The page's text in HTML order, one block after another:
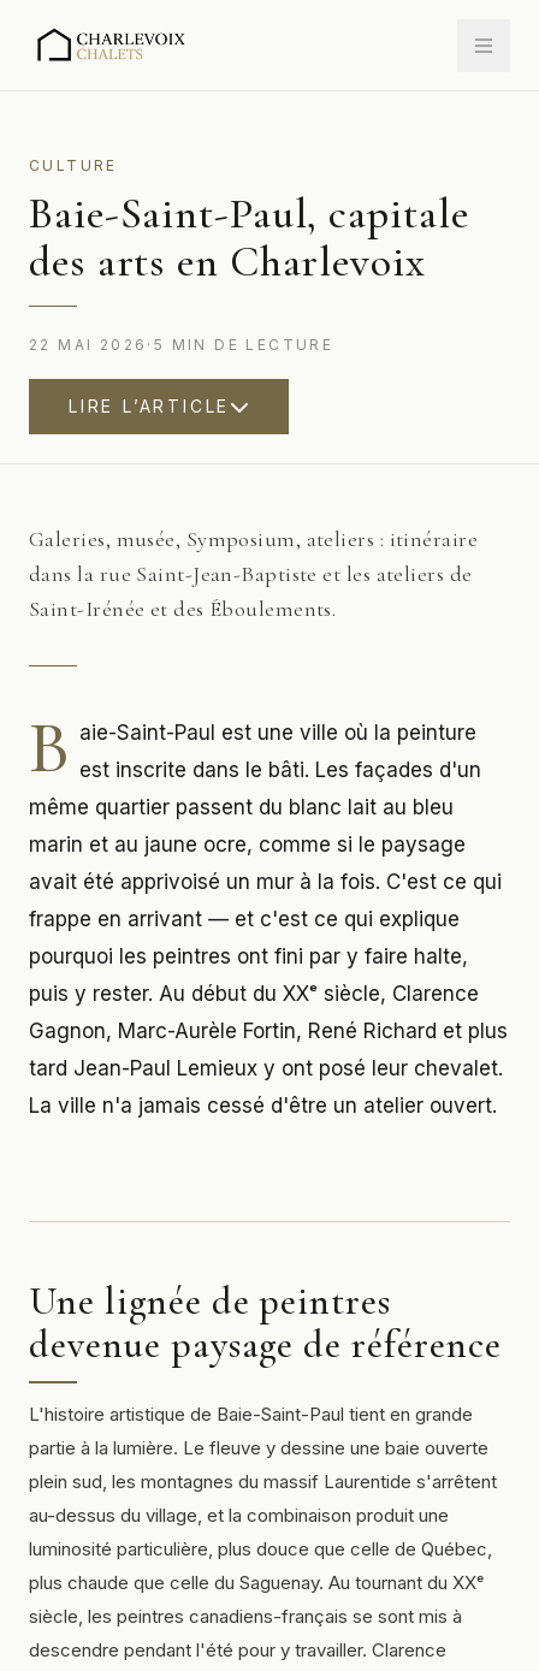
CULTURE
Baie-Saint-Paul, capitale
des arts en Charlevoix
22 MAI 2026 · 5 MIN DE LECTURE
LIRE L’ARTICLE
Galeries, musée, Symposium, ateliers : itinéraire
dans la rue Saint-Jean-Baptiste et les ateliers de
Saint-Irénée et des Éboulements.
B aie-Saint-Paul est une ville où la peinture
est inscrite dans le bâti. Les façades d'un
même quartier passent du blanc lait au bleu
marin et au jaune ocre, comme si le paysage
avait été apprivoisé un mur à la fois. C'est ce qui
frappe en arrivant — et c'est ce qui explique
pourquoi les peintres ont fini par y faire halte,
puis y rester. Au début du XXᵉ siècle, Clarence
Gagnon, Marc-Aurèle Fortin, René Richard et plus
tard Jean-Paul Lemieux y ont posé leur chevalet.
La ville n'a jamais cessé d'être un atelier ouvert.
Une lignée de peintres
devenue paysage de référence
L'histoire artistique de Baie-Saint-Paul tient en grande
partie à la lumière. Le fleuve y dessine une baie ouverte
plein sud, les montagnes du massif Laurentide s'arrêtent
au-dessus du village, et la combinaison produit une
luminosité particulière, plus douce que celle de Québec,
plus chaude que celle du Saguenay. Au tournant du XXᵉ
siècle, les peintres canadiens-français se sont mis à
descendre pendant l'été pour y travailler. Clarence